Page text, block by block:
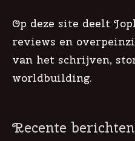
Op deze site deelt
reviews en
van het schrijven,
worldbuilding.
Recente berichten